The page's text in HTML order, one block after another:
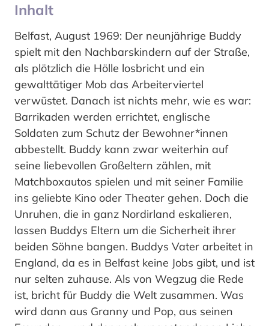
Inhalt
Belfast, August 1969: Der neunjährige Buddy
spielt mit den Nachbarskindern auf der Straße,
als plötzlich die Hölle losbricht und ein
gewalttätiger Mob das Arbeiterviertel
verwüstet. Danach ist nichts mehr, wie es war:
Barrikaden werden errichtet, englische
Soldaten zum Schutz der Bewohner*innen
abbestellt. Buddy kann zwar weiterhin auf
seine liebevollen Großeltern zählen, mit
Matchboxautos spielen und mit seiner Familie
ins geliebte Kino oder Theater gehen. Doch die
Unruhen, die in ganz Nordirland eskalieren,
lassen Buddys Eltern um die Sicherheit ihrer
beiden Söhne bangen. Buddys Vater arbeitet in
England, da es in Belfast keine Jobs gibt, und ist
nur selten zuhause. Als von Wegzug die Rede
ist, bricht für Buddy die Welt zusammen. Was
wird dann aus Granny und Pop, aus seinen